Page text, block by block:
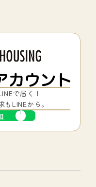
で届く！
LINEから。